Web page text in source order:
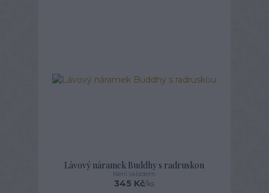
Lávový náramek Buddhy s radruskou
345 Kč/ks
Není skladem